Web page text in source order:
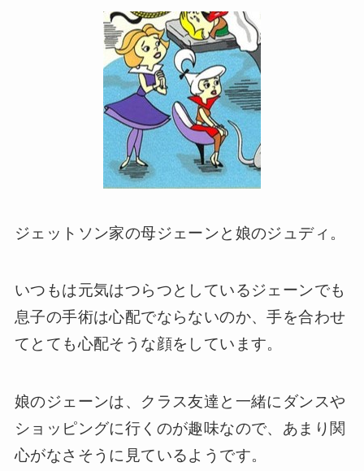
ジェットソン家の母ジェーンと娘のジュディ。
いつもは元気はつらつとしているジェーンでも
息子の手術は心配でならないのか、手を合わせ
てとても心配そうな顔をしています。
娘のジェーンは、クラス友達と一緒にダンスや
ショッピングに行くのが趣味なので、あまり関
心がなさそうに見ているようです。